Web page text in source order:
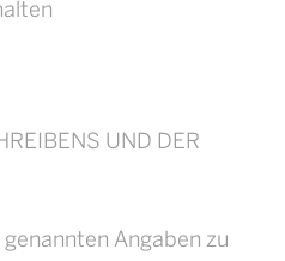
UND DER
Angaben zu